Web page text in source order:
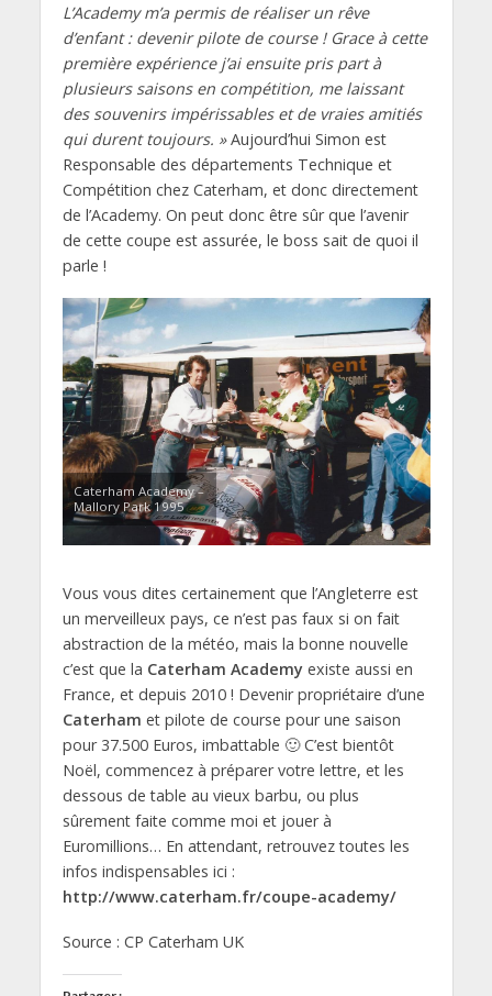
L’Academy m’a permis de réaliser un rêve
d’enfant : devenir pilote de course ! Grace à cette
première expérience j’ai ensuite pris part à
plusieurs saisons en compétition, me laissant
des souvenirs impérissables et de vraies amitiés
qui durent toujours. »Aujourd’hui Simon est
Responsable des départements Technique et
Compétition chez Caterham, et donc directement
de l’Academy. On peut donc être sûr que l’avenir
de cette coupe est assurée, le boss sait de quoi il
parle !
Caterham Academy –
Mallory Park 1995
Vous vous dites certainement que l’Angleterre est
un merveilleux pays, ce n’est pas faux si on fait
abstraction de la météo, mais la bonne nouvelle
c’est que la Caterham Academyexiste aussi en
France, et depuis 2010 ! Devenir propriétaire d’une
Caterham et pilote de course pour une saison
pour 37.500 Euros, imbattable 🙂 C’est bientôt
Noël, commencez à préparer votre lettre, et les
dessous de table au vieux barbu, ou plus
sûrement faite comme moi et jouer à
Euromillions… En attendant, retrouvez toutes les
infos indispensables ici :
http://www.caterham.fr/coupe-academy/
Source : CP Caterham UK